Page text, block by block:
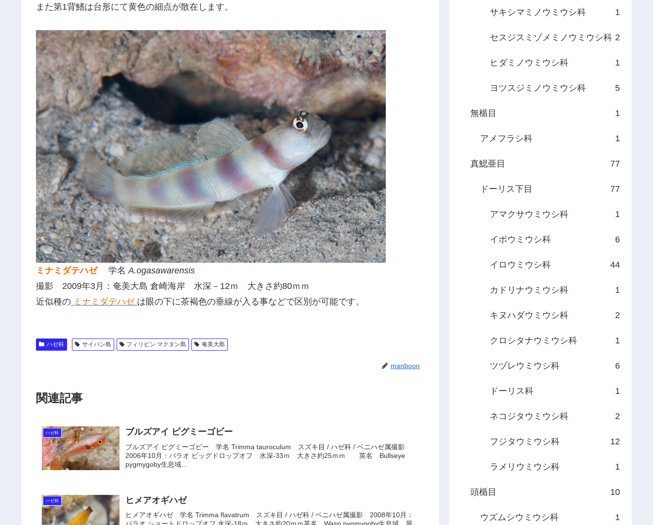
また第1背鰭は台形にて黄色の細点が散在します。
ミナミダテハゼ 学名A.ogasawarensis
撮影 2009年3月：奄美大島 倉崎海岸 水深－12ｍ 大きさ約80ｍｍ
近似種の ミナミダテハゼ は眼の下に茶褐色の垂線が入る事などで区別が可能です。
ハゼ科 サイパン島 フィリピン マクタン島 奄美大島
manboon
関連記事
ハゼ科 ブルズアイ ピグミーゴビー
ブルズアイ ピグミーゴビー 学名 Trimma tauroculum スズキ目 / ハゼ科 / ベニハゼ属撮影
2006年10月：パラオ ビッグドロップオフ 水深-33ｍ 大きさ約25ｍｍ 英名 Bullseye
pygmygoby生息域...
ハゼ科 ヒメアオギハゼ
ヒメアオギハゼ 学名 Trimma flavatrum スズキ目 / ハゼ科 / ベニハゼ属撮影 2008年10月：
サキシマミノウミウシ科 1
セスジスミゾメミノウミウシ科 2
ヒダミノウミウシ科 1
ヨツスジミノウミウシ科 5
無楯目 1
アメフラシ科 1
真鰓亜目 77
ドーリス下目 77
アマクサウミウシ科 1
イボウミウシ科 6
イロウミウシ科 44
カドリナウミウシ科 1
キヌハダウミウシ科 2
クロシタナウミウシ科 1
ツヅレウミウシ科 6
ドーリス科 1
ネコジタウミウシ科 2
フジタウミウシ科 12
ラメリウミウシ科 1
頭楯目 10
ウズムシウミウシ科 1